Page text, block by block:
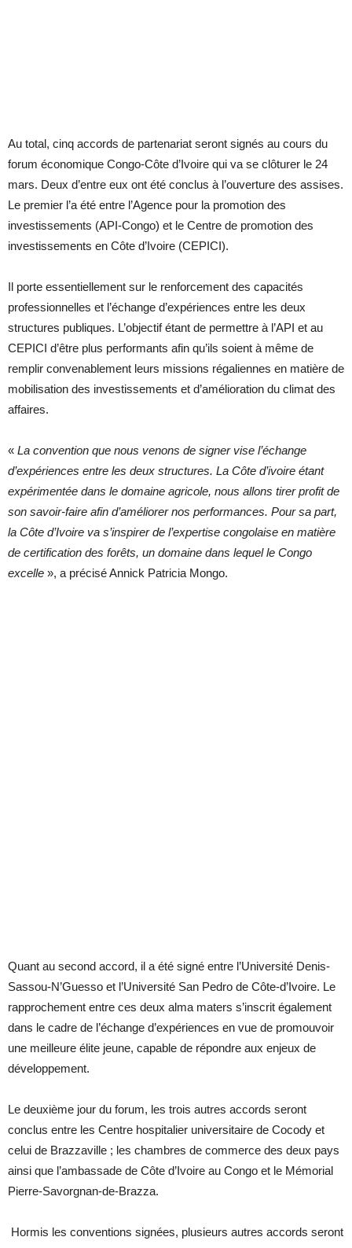
Au total, cinq accords de partenariat seront signés au cours du
forum économique Congo-Côte d’Ivoire qui va se clôturer le 24
mars. Deux d’entre eux ont été conclus à l’ouverture des assises.
Le premier l’a été entre l’Agence pour la promotion des
investissements (API-Congo) et le Centre de promotion des
investissements en Côte d’Ivoire (CEPICI).
Il porte essentiellement sur le renforcement des capacités
professionnelles et l’échange d’expériences entre les deux
structures publiques. L’objectif étant de permettre à l’API et au
CEPICI d’être plus performants afin qu’ils soient à même de
remplir convenablement leurs missions régaliennes en matière de
mobilisation des investissements et d’amélioration du climat des
affaires.
« La convention que nous venons de signer vise l’échange
d’expériences entre les deux structures. La Côte d’ivoire étant
expérimentée dans le domaine agricole, nous allons tirer profit de
son savoir-faire afin d’améliorer nos performances. Pour sa part,
la Côte d’Ivoire va s’inspirer de l’expertise congolaise en matière
de certification des forêts, un domaine dans lequel le Congo
excelle », a précisé Annick Patricia Mongo.
Quant au second accord, il a été signé entre l’Université Denis-
Sassou-N’Guesso et l’Université San Pedro de Côte-d’Ivoire. Le
rapprochement entre ces deux alma maters s’inscrit également
dans le cadre de l’échange d’expériences en vue de promouvoir
une meilleure élite jeune, capable de répondre aux enjeux de
développement.
Le deuxième jour du forum, les trois autres accords seront
conclus entre les Centre hospitalier universitaire de Cocody et
celui de Brazzaville ; les chambres de commerce des deux pays
ainsi que l’ambassade de Côte d’Ivoire au Congo et le Mémorial
Pierre-Savorgnan-de-Brazza.
Hormis les conventions signées, plusieurs autres accords seront